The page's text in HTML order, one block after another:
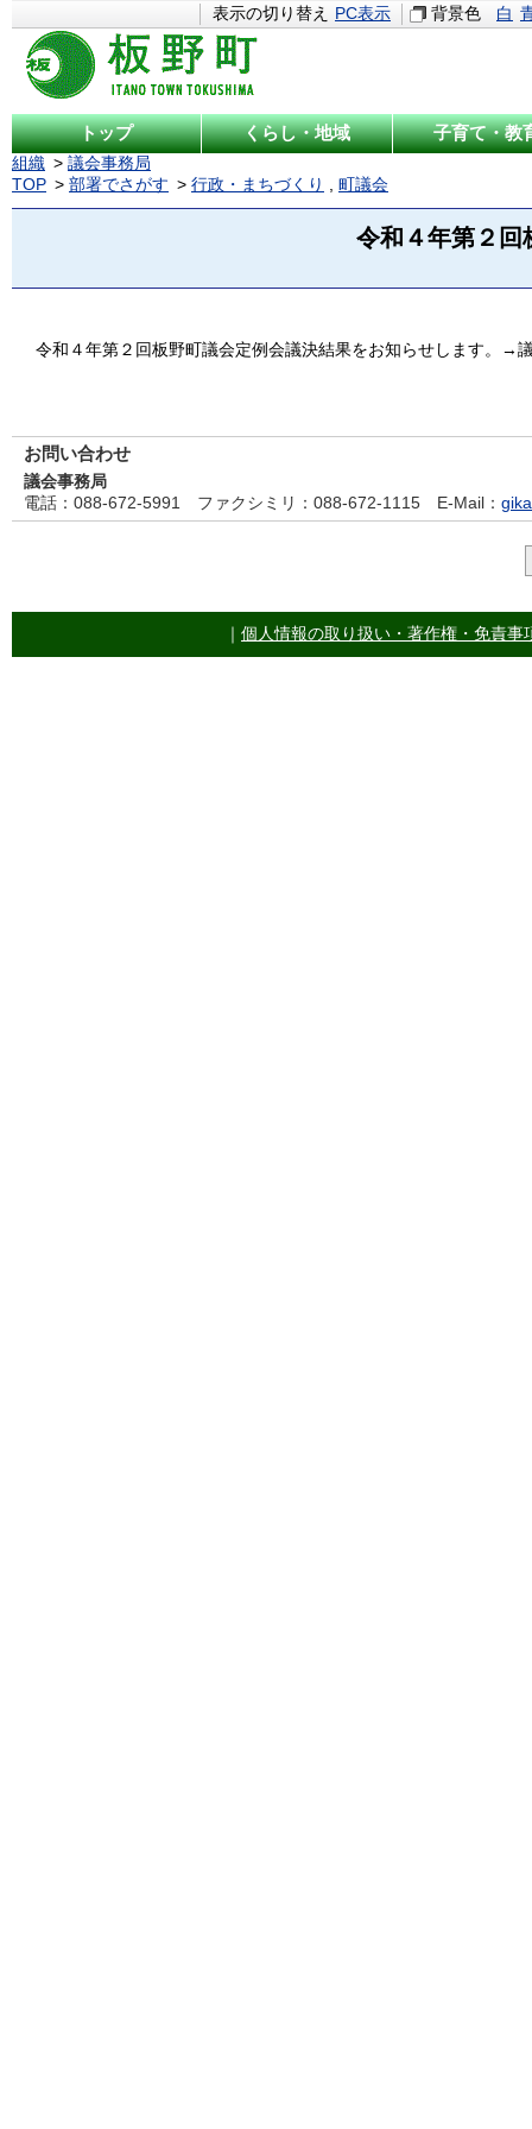
表示の切り替え PC表示 背景色 白
トップ くらし・地域 子育て・教
組織
議会事務局
TOP
部署でさがす 行政・まちづくり , 町議会
令和４年第２回
令和４年第２回板野町議会定例会議決結果をお知らせします。→
お問い合わせ
議会事務局
電話 ：088-672-5991 ファクシミリ ：088-672-1115 E-Mail ：
個人情報の取り扱い・著作権・免責事